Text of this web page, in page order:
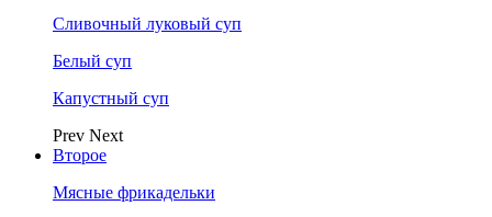
Сливочный луковый суп
Белый суп
Капустный суп
Prev Next
Второе
Мясные фрикадельки